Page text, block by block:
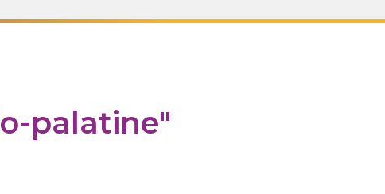
palatine"